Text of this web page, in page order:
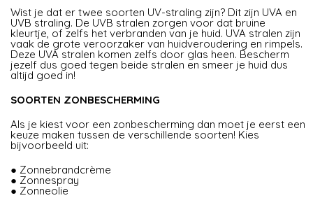
Wist je dat er twee soorten UV-straling zijn? Dit zijn UVA en
UVB straling. De UVB stralen zorgen voor dat bruine
kleurtje, of zelfs het verbranden van je huid. UVA stralen zijn
vaak de grote veroorzaker van huidveroudering en rimpels.
Deze UVA stralen komen zelfs door glas heen. Bescherm
jezelf dus goed tegen beide stralen en smeer je huid dus
altijd goed in!
SOORTEN ZONBESCHERMING
Als je kiest voor een zonbescherming dan moet je eerst een
keuze maken tussen de verschillende soorten! Kies
bijvoorbeeld uit:
● Zonnebrandcrème
● Zonnespray
● Zonneolie